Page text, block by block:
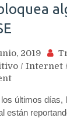
2019
/ Internet /
on
lanzó
últimos días,
están